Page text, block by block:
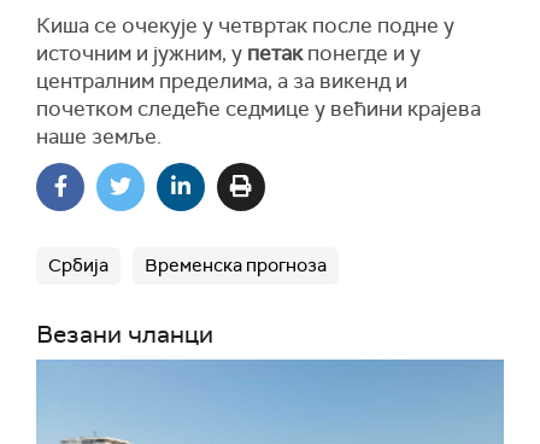
Киша се очекује у четвртак после подне у
источним и јужним, у петакпонегде и у
централним пределима, а за викенд и
почетком следеће седмице у већини крајева
наше земље.
Србија Временска прогноза
Везани чланци